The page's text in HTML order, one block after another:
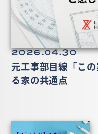
2026.04.30
元工事部目線「こ
る家の共通点